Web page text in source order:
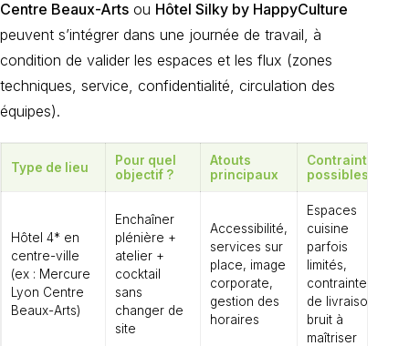
Centre Beaux-Arts ou Hôtel Silky by HappyCulture
peuvent s’intégrer dans une journée de travail, à
condition de valider les espaces et les flux (zones
techniques, service, confidentialité, circulation des
équipes).
Type de lieu
Pour quel
objectif ?
Atouts
principaux
Contraintes
possibles
Hôtel 4* en
centre-ville
(ex : Mercure
Lyon Centre
Beaux-Arts)
Enchaîner
plénière +
atelier +
cocktail
sans
changer de
site
Accessibilité,
services sur
place, image
corporate,
gestion des
horaires
Espaces
cuisine
parfois
limités,
contraintes
de livraison,
bruit à
maîtriser